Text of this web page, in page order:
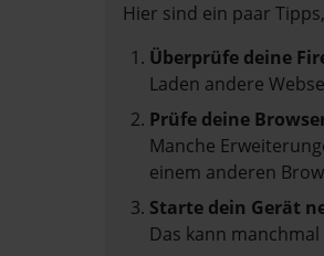
Hier sind ein paar
Überprüfe deine
Laden andere
Prüfe deine
Manche
einem anderen
Starte dein Gerät
Das kann